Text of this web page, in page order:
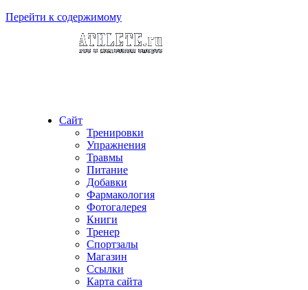
Перейти к содержимому
Сайт
Тренировки
Упражнения
Травмы
Питание
Добавки
Фармакология
Фотогалерея
Книги
Тренер
Спортзалы
Магазин
Ссылки
Карта сайта